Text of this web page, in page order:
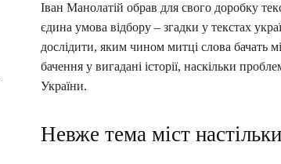
Іван Манолатій обрав для свого доробку
єдина умова відбору – згадки у текстах
дослідити, яким чином митці слова бачать
бачення у вигадані історії, наскільки
України.
Невже тема міст